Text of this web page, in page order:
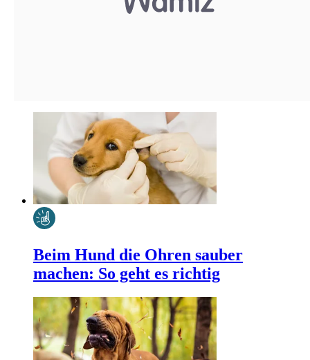
Beim Hund die Ohren sauber
machen: So geht es richtig